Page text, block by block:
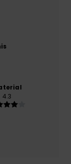
4.3